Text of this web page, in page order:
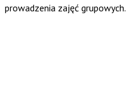
prowadzenia zajęć grupowych.